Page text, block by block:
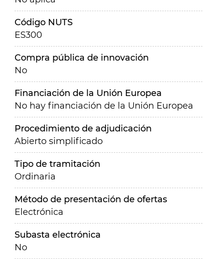
Código NUTS
ES300
Compra pública de innovación
No
Financiación de la Unión Europea
No hay financiación de la Unión Europea
Procedimiento de adjudicación
Abierto simplificado
Tipo de tramitación
Ordinaria
Método de presentación de ofertas
Electrónica
Subasta electrónica
No